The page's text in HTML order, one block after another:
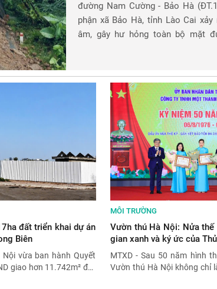
đường Nam Cường - Bảo Hà
phận xã Bảo Hà, tỉnh Lào Cai
âm, gây hư hỏng toàn bộ mặt
đất triển khai dự án
Biên
Nội vừa ban hành Quyết
giao hơn 11.742m² đất
MÔI TRƯỜNG
Vườn thú Hà Nội: Nửa
gian xanh và ký ức của
MTXD - Sau 50 năm hình
Vườn thú Hà Nội không chỉ